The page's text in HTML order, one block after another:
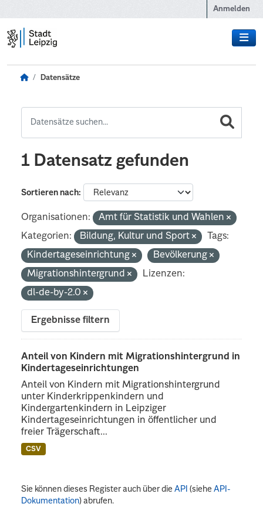
Anmelden
Datensätze
1 Datensatz gefunden
Sortieren nach
Organisationen:
Amt für Statistik und Wahlen
Kategorien:
Bildung, Kultur und Sport
Tags:
Kindertageseinrichtung
Bevölkerung
Migrationshintergrund
Lizenzen:
dl-de-by-2.0
Ergebnisse filtern
Anteil von Kindern mit Migrationshintergrund in
Kindertageseinrichtungen
Anteil von Kindern mit Migrationshintergrund
unter Kinderkrippenkindern und
Kindergartenkindern in Leipziger
Kindertageseinrichtungen in öffentlicher und
freier Trägerschaft...
CSV
Sie können dieses Register auch über dieAPI (sieheAPI-
Dokumentation) abrufen.